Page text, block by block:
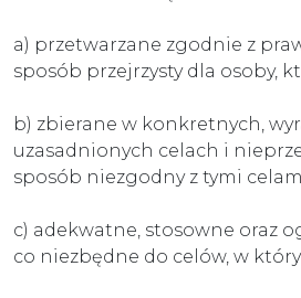
a) przetwarzane zgodnie z
sposób przejrzysty dla osoby,
b) zbierane w konkretnych,
uzasadnionych celach i
sposób niezgodny z tymi
c) adekwatne, stosowne oraz
co niezbędne do celów, w